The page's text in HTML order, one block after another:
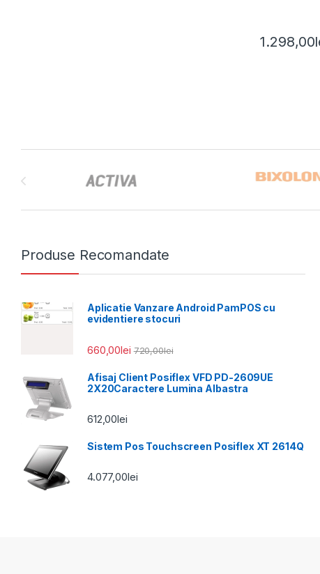
1.298,00
Produse Recomandate
Aplicatie Vanzare Android PamPOS cu
evidentiere stocuri
660,00lei 720,00lei
Afisaj Client Posiflex VFD PD-2609UE
2X20Caractere Lumina Albastra
612,00lei
Sistem Pos Touchscreen Posiflex XT 2614Q
4.077,00lei